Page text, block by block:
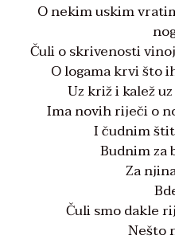
O nekim uskim
Čuli o skrivenosti
O logama krvi što
Uz križ i kalež
Ima novih riječi o
I čudnim
Budnim za
Za
Čuli smo dakle
Nešto